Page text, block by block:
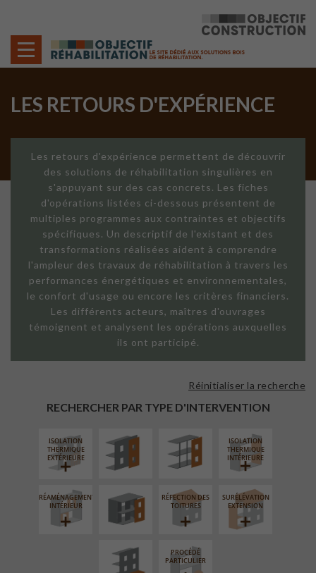
LES RETOURS D'EXPÉRIENCE
Les retours d'expérience permettent de découvrir
des solutions de réhabilitation singulières en
s'appuyant sur des cas concrets. Les fiches
d'opérations listées ci-dessous présentent de
multiples programmes aux contraintes et objectifs
spécifiques. Un descriptif de l'existant et des
transformations réalisées aident à comprendre
l'ampleur des travaux de réhabilitation à travers les
performances énergétiques et environnementales,
le confort d'usage ou encore les critères financiers.
Les différents acteurs, maîtres d'ouvrages
témoignent et analysent les opérations auxquelles
ils ont participé.
RECHERCHER PAR TYPE D'INTERVENTION
Réinitialiser la recherche
ISOLATION
THERMIQUE
EXTÉRIEURE
FAÇADE SUR
LINÉAIRE
ISOLATION
THERMIQUE
INTÉRIEURE
RÉAMÉNAGEMENT
INTÉRIEUR
FERMETURE
LOGGIAS
RÉFECTION DES
TOITURES
SURÉLÉVATION
EXTENSION
AMÉNAGEMENT
EXTÉRIEUR
PROCÉDÉ
PARTICULIER